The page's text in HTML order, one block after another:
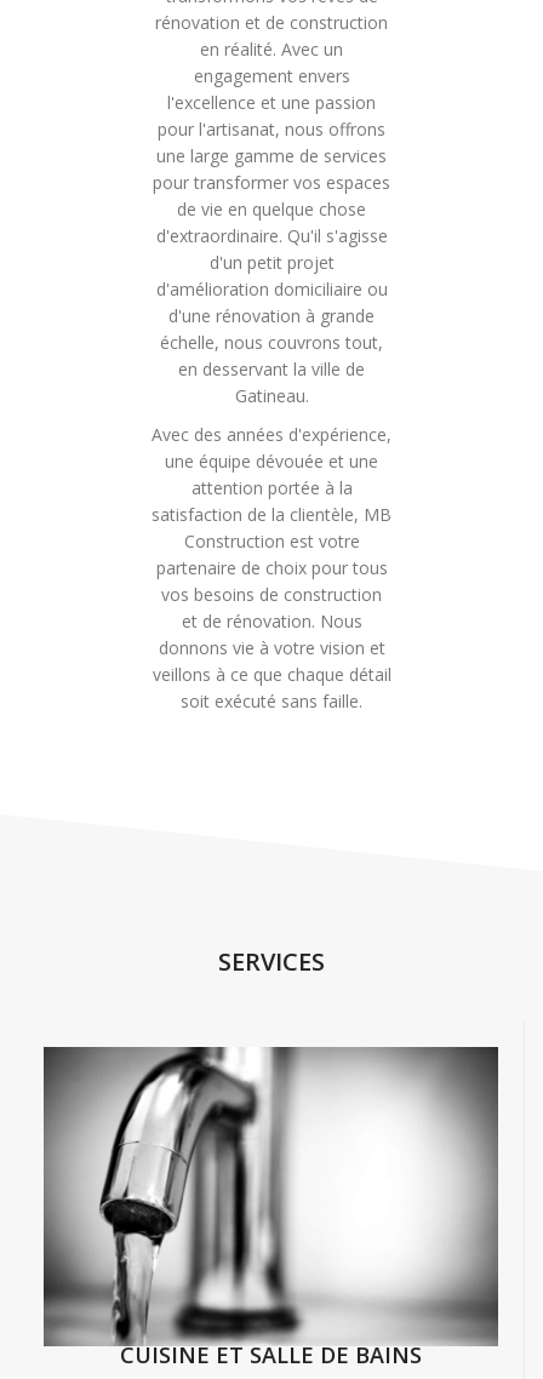
rénovation et de construction
en réalité. Avec un
engagement envers
l'excellence et une passion
pour l'artisanat, nous offrons
une large gamme de services
pour transformer vos espaces
de vie en quelque chose
d'extraordinaire. Qu'il s'agisse
d'un petit projet
d'amélioration domiciliaire ou
d'une rénovation à grande
échelle, nous couvrons tout,
en desservant la ville de
Gatineau.
Avec des années d'expérience,
une équipe dévouée et une
attention portée à la
satisfaction de la clientèle, MB
Construction est votre
partenaire de choix pour tous
vos besoins de construction
et de rénovation. Nous
donnons vie à votre vision et
veillons à ce que chaque détail
soit exécuté sans faille.
SERVICES
CUISINE ET SALLE DE BAINS